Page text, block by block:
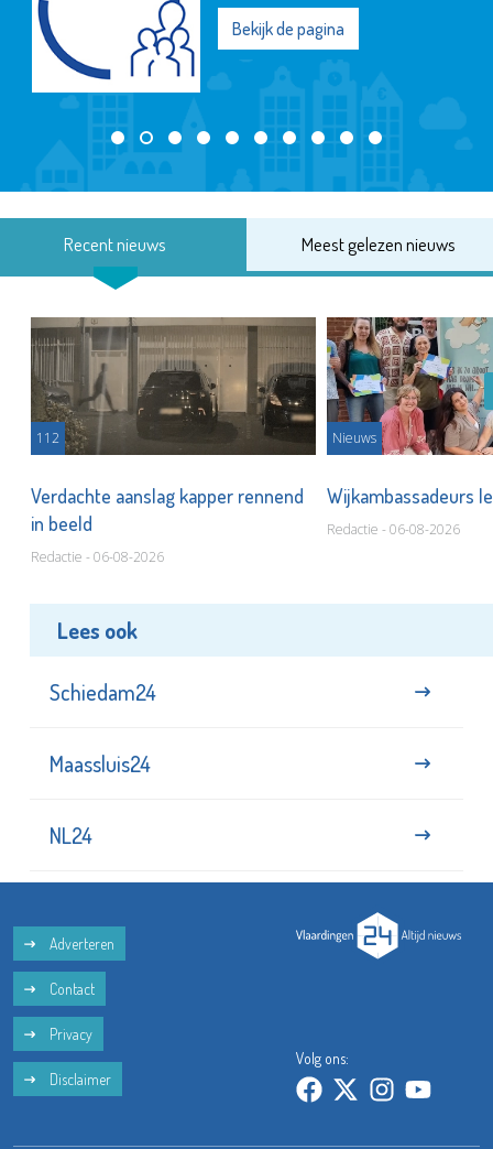
Bekijk de pagina
Recent nieuws Meest gelezen nieuws
112
Verdachte aanslag kapper rennend
in beeld
Redactie - 06-08-2026
Nieuws
Wijkambassadeurs
Redactie - 06-08-2026
Lees ook
Schiedam24
Maassluis24
NL24
Adverteren
Contact
Privacy
Disclaimer
Volg ons: